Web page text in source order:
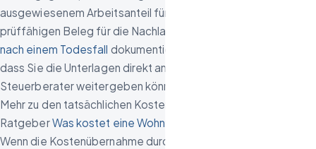
ausgewiesenem Arbeitsanteil für § 35a EStG oder als
prüffähigen Beleg für die Nachlassregelung. Bei
nach einem Todesfall dokumentieren wir den Vorgang so,
dass Sie die Unterlagen direkt an das Finanzamt oder Ihren
Steuerberater weitergeben können.
Mehr zu den tatsächlichen Kosten lesen Sie in unserem
RatgeberWas kostet eine Wohnungsauflösung in Berlin?
Wenn die Kostenübernahme durch ein Amt im Raum steht, hilft